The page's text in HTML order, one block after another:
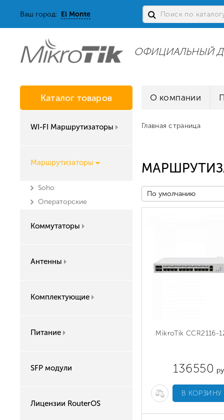
Ваш город: El Monte
ОФИЦИАЛЬНЫЙ
Каталог товаров
WI-FI Маршрутизаторы
Маршрутизаторы
Soho
Операторские
Коммутаторы
Антенны
Комплектующие
Питание
SFP модули
Лицензии RouterOS
О компании
Главная страница
По умолчанию
MikroTik CCR2116-
136550
В КОРЗИНУ